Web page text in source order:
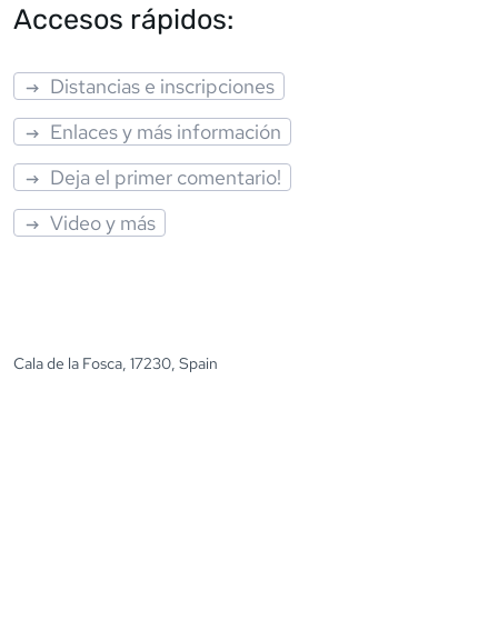
Accesos rápidos:
Distancias e inscripciones
Enlaces y más información
Deja el primer comentario!
Video y más
Cala de la Fosca, 17230, Spain